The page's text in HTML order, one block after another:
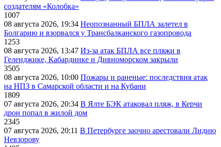
создателям «Колобка»
1007
08 августа 2026, 19:34 Неопознанный БПЛА залетел в
Болгарию и взорвался у Трансбалканского газопровода
1253
08 августа 2026, 13:47 Из-за атак БПЛА все пляжи в
Геленджике, Кабардинке и Дивноморском закрыли
3505
08 августа 2026, 10:00 Пожары и раненые: последствия атак
на НПЗ в Самарской области и на Кубани
1809
07 августа 2026, 20:34 В Ялте БЭК атаковал пляж, в Керчи
дрон попал в жилой дом
2345
07 августа 2026, 20:11 В Петербурге заочно арестовали Лидию
Невзорову